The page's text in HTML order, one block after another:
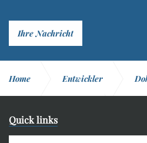
Ihre Nachricht
Home Entwickler
HTTP / SOAP Server
Quick links